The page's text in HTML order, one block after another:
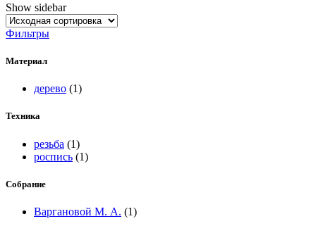
Show sidebar
Фильтры
Материал
дерево (1)
Техника
резьба (1)
роспись (1)
Собрание
Варгановой М. А. (1)